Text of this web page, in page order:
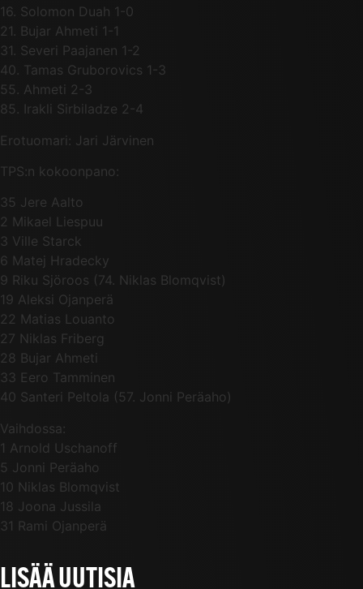
16. Solomon Duah 1-0
21. Bujar Ahmeti 1-1
31. Severi Paajanen 1-2
40. Tamas Gruborovics 1-3
55. Ahmeti 2-3
85. Irakli Sirbiladze 2-4
Erotuomari: Jari Järvinen
TPS:n kokoonpano:
35 Jere Aalto
2 Mikael Liespuu
3 Ville Starck
6 Matej Hradecky
9 Riku Sjöroos (74. Niklas Blomqvist)
19 Aleksi Ojanperä
22 Matias Louanto
27 Niklas Friberg
28 Bujar Ahmeti
33 Eero Tamminen
40 Santeri Peltola (57. Jonni Peräaho)
Vaihdossa:
1 Arnold Uschanoff
5 Jonni Peräaho
10 Niklas Blomqvist
18 Joona Jussila
31 Rami Ojanperä
LISÄÄ UUTISIA